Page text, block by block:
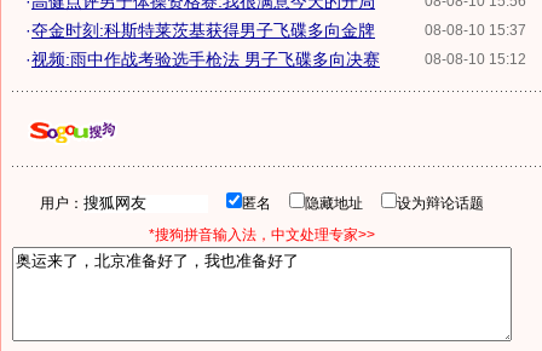
08-08-10 15:37
·夺金时刻:科斯特莱茨基获得男子飞碟多向金牌
08-08-10 15:12
·视频:雨中作战考验选手枪法 男子飞碟多向决赛
用户： 匿名 隐藏地址
设为辩论话题
*搜狗拼音输入法，中文处理专家>>